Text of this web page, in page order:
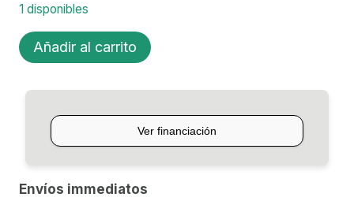
1 disponibles
GUITARRA
ELECTROACÚSTICA
ZURDA
cantidad
Añadir al carrito
Envíos immediatos